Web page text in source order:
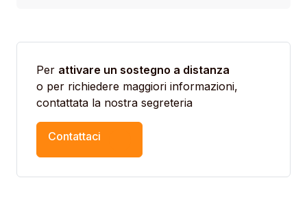
Per attivare un sostegno a distanza
o per richiedere maggiori informazioni,
contattata la nostra segreteria
Contattaci